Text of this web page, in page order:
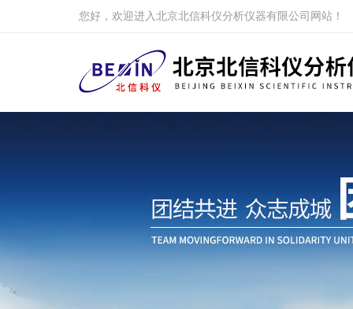
您好，欢迎进入北京北信科仪分析仪器有限公司网站！